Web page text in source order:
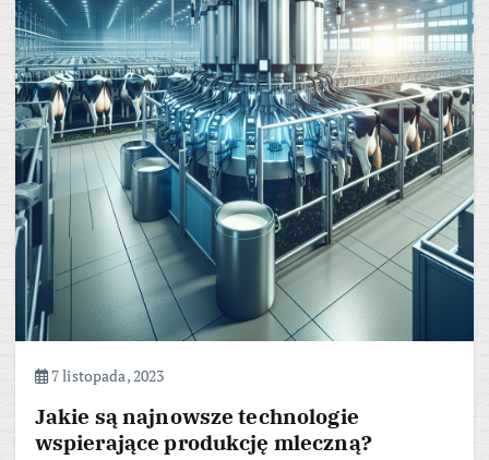
7 listopada, 2023
Jakie są najnowsze technologie
wspierające produkcję mleczną?